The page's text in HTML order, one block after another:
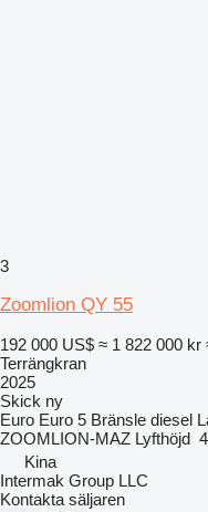
3
Zoomlion QY 55
192 000 US$ ≈ 1 822 000 kr
Terrängkran
2025
Skick ny
Euro Euro 5 Bränsle diesel
ZOOMLION-MAZ Lyfthöjd
Kina
Intermak Group LLC
Kontakta säljaren